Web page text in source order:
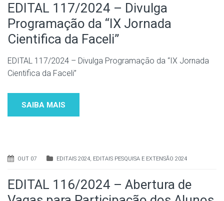
EDITAL 117/2024 – Divulga
Programação da “IX Jornada
Cientifica da Faceli”
EDITAL 117/2024 – Divulga Programação da “IX Jornada
Cientifica da Faceli”
SAIBA MAIS
OUT 07 EDITAIS 2024, EDITAIS PESQUISA E EXTENSÃO 2024
EDITAL 116/2024 – Abertura de